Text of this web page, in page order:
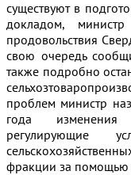
существуют в
докладом,
продовольствия
свою очередь
также подробно
проблем министр
года изменения
регулирующие
фракции за